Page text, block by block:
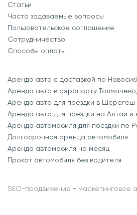
Статьи
Часто задаваемые вопросы
Пользовательское соглашение
Сотрудничество
Способы оплаты
Аренда авто с доставкой по
Аренда авто в аэропорту
Аренда авто для поездки в Шерегеш
Аренда авто для поездки на Алтай и
Аренда автомобиля для поездки по
Долгосрочная аренда автомобиля
Аренда автомобиля на месяц
Прокат автомобиля без водителя
SEO-продвижение - маркетинговое